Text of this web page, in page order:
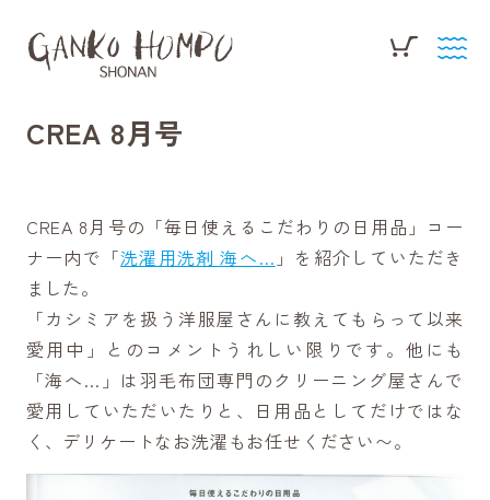
CREA 8月号
CREA 8月号の「毎日使えるこだわりの日用品」コー
ナー内で「洗濯用洗剤 海へ… 」を紹介していただき
ました。
「カシミアを扱う洋服屋さんに教えてもらって以来
愛用中」とのコメントうれしい限りです。他にも
「海へ…」は羽毛布団専門のクリーニング屋さんで
愛用していただいたりと、日用品としてだけではな
く、デリケートなお洗濯もお任せください〜。